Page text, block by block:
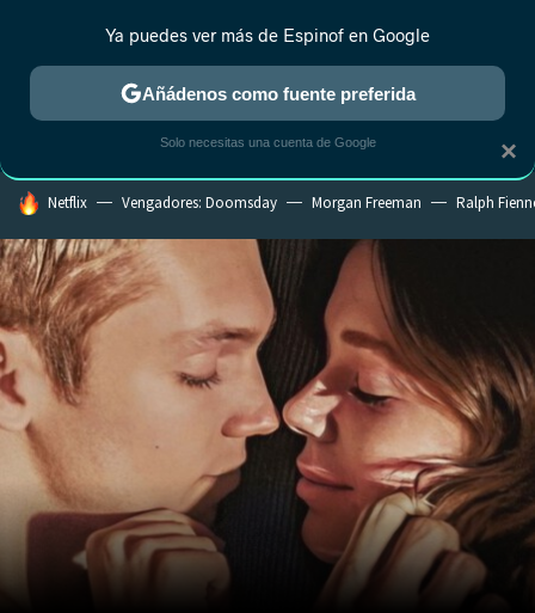
ESTRENOS REALITY ANIME RANKINGS CINE
HOY SE HABLA DE
Netflix Vengadores: Doomsday Morgan Freeman Ralph
×
Ya puedes ver más de Espinof en Google
Añádenos como fuente preferida
Solo necesitas una cuenta de Google